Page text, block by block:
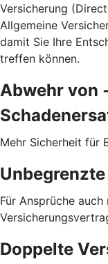
Versicherung
Allgemeine
damit Sie Ihre
treffen können.
Abwehr von
Mehr Sicherheit für
Für Ansprüche
Doppelte